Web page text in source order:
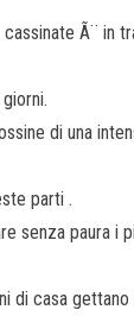
Ã¨ in
di una
parti .
senza paura i
di casa